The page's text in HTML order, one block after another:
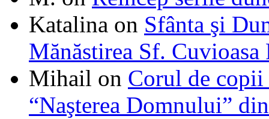
Katalina on Sfânta şi
Mănăstirea Sf. Cuvioasa
Mihail on Corul de
“Naşterea Domnului”